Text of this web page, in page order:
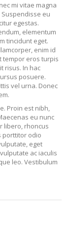
mi vitae magna
Suspendisse eu
egestas.
elementum
tincidunt eget.
enim id
tempor eros turpis
risus. In hac
posuere.
vel urna. Donec
Proin est nibh,
eu nunc
libero, rhoncus
porttitor odio
eget
ac iaculis
leo. Vestibulum